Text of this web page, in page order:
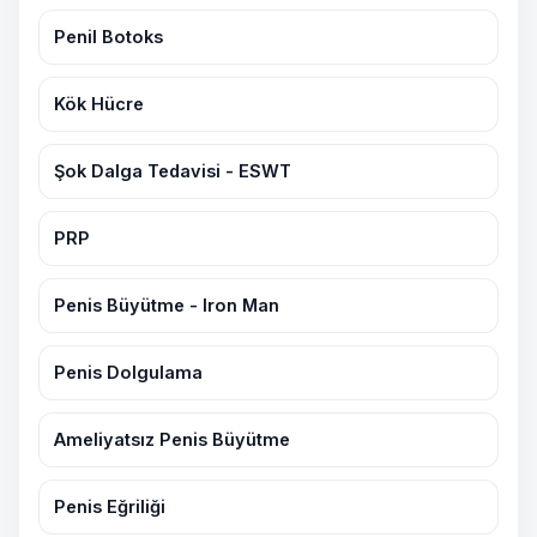
Penil Botoks
Kök Hücre
Şok Dalga Tedavisi - ESWT
PRP
Penis Büyütme - Iron Man
Penis Dolgulama
Ameliyatsız Penis Büyütme
Penis Eğriliği